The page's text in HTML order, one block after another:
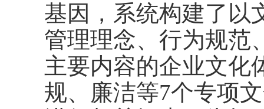
基因，系统构建了以
管理理念、行为规范
主要内容的企业文化
规、廉洁等7个专项